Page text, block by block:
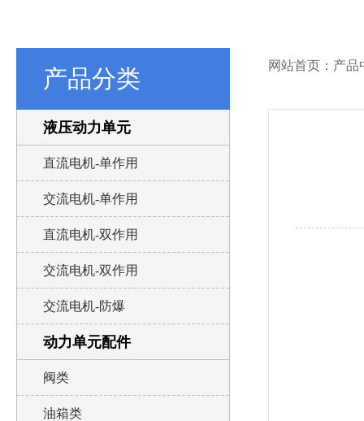
产品分类
液压动力单元
直流电机-单作用
交流电机-单作用
直流电机-双作用
交流电机-双作用
交流电机-防爆
动力单元配件
阀类
油箱类
网站首页：产品